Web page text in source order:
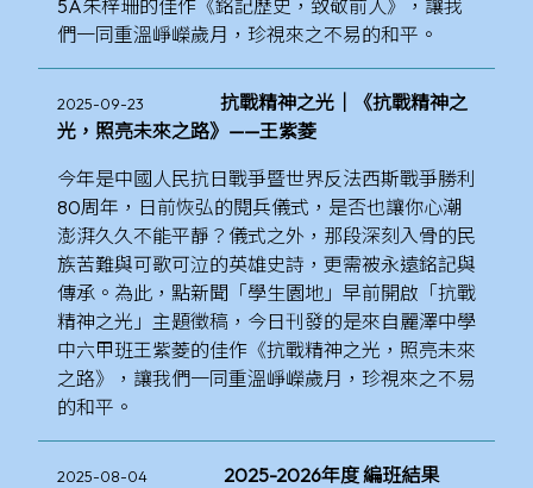
5A朱梓珊的佳作《銘記歷史，致敬前人》，讓我
們一同重溫崢嶸歲月，珍視來之不易的和平。
2025-09-23
抗戰精神之光｜《抗戰精神之
光，照亮未來之路》——王紫菱
今年是中國人民抗日戰爭暨世界反法西斯戰爭勝利
80周年，日前恢弘的閱兵儀式，是否也讓你心潮
澎湃久久不能平靜？儀式之外，那段深刻入骨的民
族苦難與可歌可泣的英雄史詩，更需被永遠銘記與
傳承。為此，點新聞「學生園地」早前開啟「抗戰
精神之光」主題徵稿，今日刊發的是來自麗澤中學
中六甲班王紫菱的佳作《抗戰精神之光，照亮未來
之路》，讓我們一同重溫崢嶸歲月，珍視來之不易
的和平。
2025-08-04
2025-2026年度 編班結果